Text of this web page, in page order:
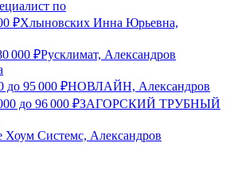
по
₽Хлыновских Инна Юрьевна,
000 ₽Русклимат, Александров
до 95 000 ₽НОВЛАЙН, Александров
до 96 000 ₽ЗАГОРСКИЙ ТРУБНЫЙ
Хоум Системс, Александров